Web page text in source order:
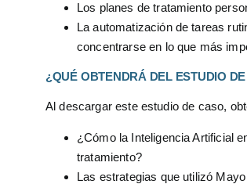
Los planes de tratamiento
La automatización de tareas
concentrarse en lo que más
¿QUÉ OBTENDRÁ DEL ESTUDIO
Al descargar este estudio de caso,
¿Cómo la Inteligencia Artificial
tratamiento?
Las estrategias que utilizó